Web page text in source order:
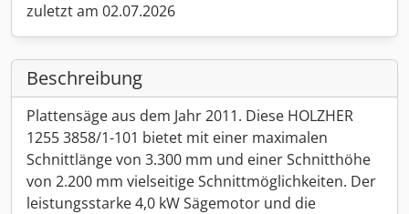
zuletzt am 02.07.2026
Beschreibung
Plattensäge aus dem Jahr 2011. Diese HOLZHER
1255 3858/1-101 bietet mit einer maximalen
Schnittlänge von 3.300 mm und einer Schnitthöhe
von 2.200 mm vielseitige Schnittmöglichkeiten. Der
leistungsstarke 4,0 kW Sägemotor und die